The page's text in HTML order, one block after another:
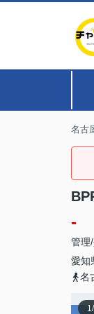
名古
-
管理
愛知
名
1/